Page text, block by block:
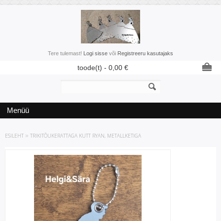
Tere tulemast! Logi sisse või Registreeru kasutajaks
toode(t) - 0,00 €
Menüü
ESILEHT » TRIKITÕUKERATTAGA KUTT RYAN, METALLKETIGA